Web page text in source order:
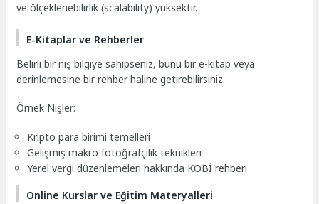
ve ölçeklenebilirlik (scalability) yüksektir.
E-Kitaplar ve Rehberler
Belirli bir niş bilgiye sahipseniz, bunu bir e-kitap veya
derinlemesine bir rehber haline getirebilirsiniz.
Örnek Nişler:
Kripto para birimi temelleri
Gelişmiş makro fotoğrafçılık teknikleri
Yerel vergi düzenlemeleri hakkında KOBİ rehberi
Online Kurslar ve Eğitim Materyalleri